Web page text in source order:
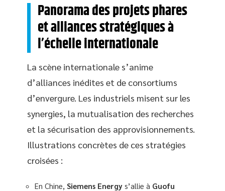
Panorama des projets phares
et alliances stratégiques à
l’échelle internationale
La scène internationale s’anime
d’alliances inédites et de consortiums
d’envergure. Les industriels misent sur les
synergies, la mutualisation des recherches
et la sécurisation des approvisionnements.
Illustrations concrètes de ces stratégies
croisées :
En Chine, Siemens Energy s’allie à Guofu